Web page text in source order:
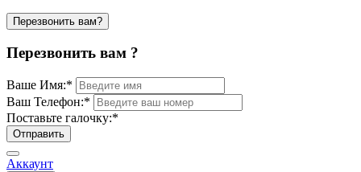
Перезвонить вам?
Перезвонить вам ?
Ваше Имя:*
Ваш Телефон:*
Поставьте галочку:*
Отправить
Аккаунт